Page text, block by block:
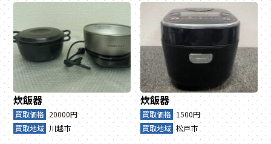
炊飯器
買取価格 20000円
買取地域 川越市
炊飯器
買取価格 1500円
買取地域 松戸市